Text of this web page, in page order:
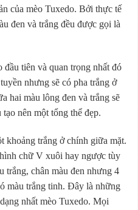
của mèo Tuxedo. Bởi thực tế
đen và trắng đều được gọi là
tiên và quan trọng nhất đó
nhưng sẽ có pha trắng ở
hai màu lông đen và trắng sẽ
nên một tổng thể đẹp.
khoảng trắng ở chính giữa mặt.
chữ V xuôi hay ngược tùy
trắng, chân màu đen nhưng 4
màu trắng tinh. Đây là những
nhất mèo Tuxedo. Mọi